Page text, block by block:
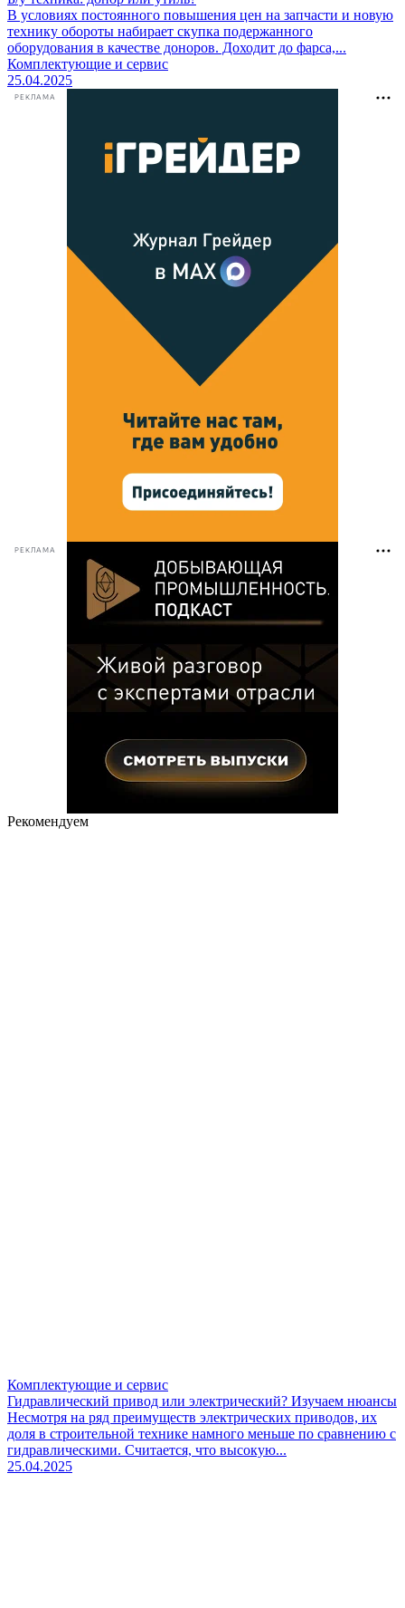
В условиях постоянного повышения цен на запчасти и новую
технику обороты набирает скупка подержанного
оборудования в качестве доноров. Доходит до фарса,...
Комплектующие и сервис
25.04.2025
РЕКЛАМА
РЕКЛАМА
Рекомендуем
Комплектующие и сервис
Гидравлический привод или электрический? Изучаем нюансы
Несмотря на ряд преимуществ электрических приводов, их
доля в строительной технике намного меньше по сравнению с
гидравлическими. Считается, что высокую...
25.04.2025